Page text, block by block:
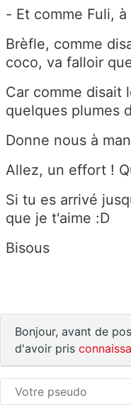
- Et comme Fuli,
Brèfle, comme
coco, va falloir
Car comme disait
quelques plumes
Donne nous à
Allez, un effort !
Si tu es arrivé
que je t'aime :D
Bisous
Bonjour, avant de
d'avoir pris